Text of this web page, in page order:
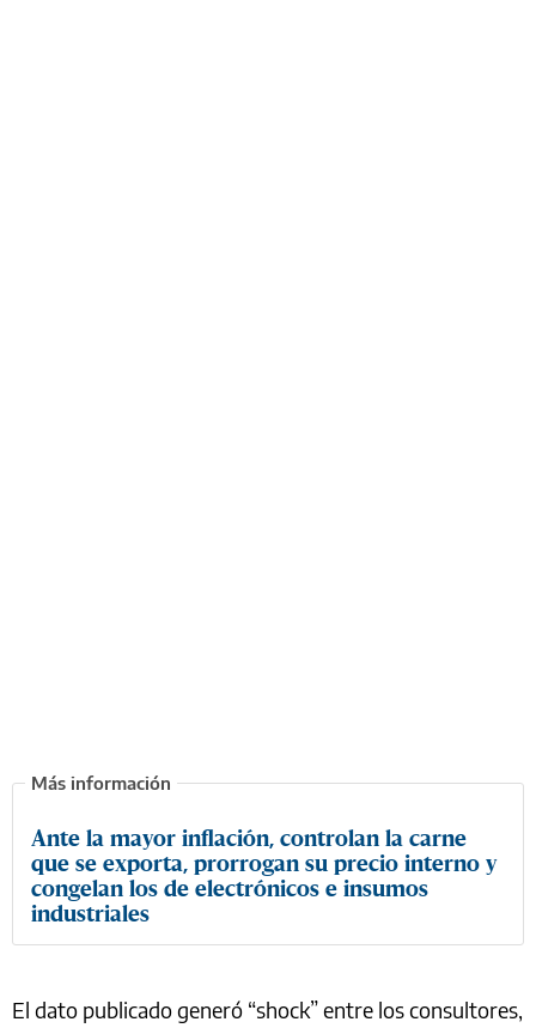
Ante la mayor inflación, controlan la carne
que se exporta, prorrogan su precio interno y
congelan los de electrónicos e insumos
industriales
El dato publicado generó “shock” entre los consultores,